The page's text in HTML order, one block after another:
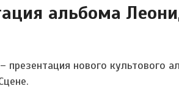
альбома
презентация нового